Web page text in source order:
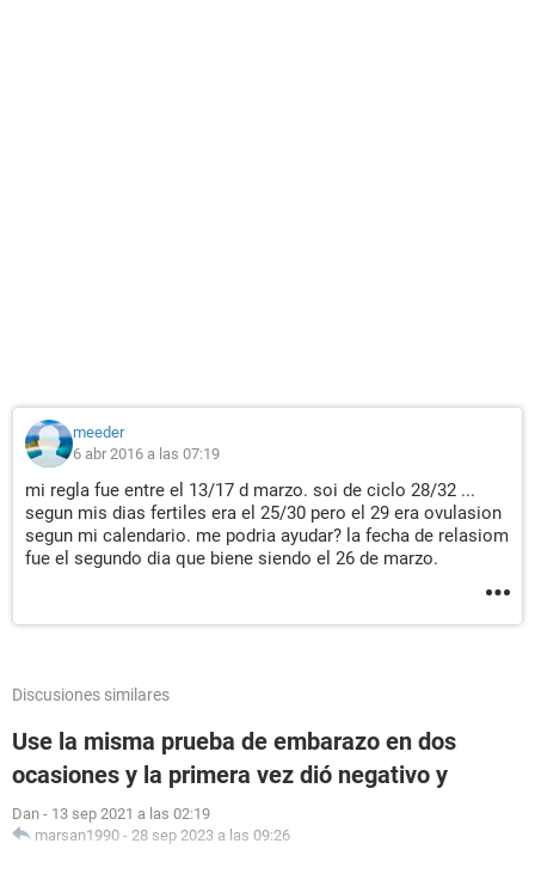
meeder
6 abr 2016 a las 07:19
mi regla fue entre el 13/17 d marzo. soi de ciclo 28/32 ...
segun mis dias fertiles era el 25/30 pero el 29 era ovulasion
segun mi calendario. me podria ayudar? la fecha de relasiom
fue el segundo dia que biene siendo el 26 de marzo.
Discusiones similares
Use la misma prueba de embarazo en dos
ocasiones y la primera vez dió negativo y
Dan - 13 sep 2021 a las 02:19
marsan1990 - 28 sep 2023 a las 09:26